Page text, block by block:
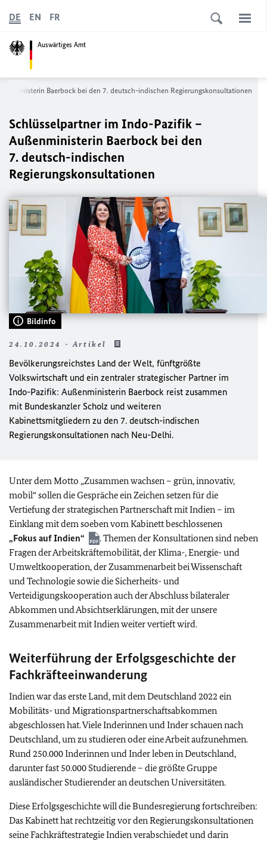
Auswärtiges Amt
DE EN FR
Baerbock bei den 7. deutsch-indischen Regierungskonsultationen
Schlüsselpartner im Indo-Pazifik –
Außenministerin Baerbock bei den
7. deutsch-indischen
Regierungskonsultationen
Bildinfo
24.10.2024 - Artikel
Bevölkerungsreichstes Land der Welt, fünftgrößte
Volkswirtschaft und ein zentraler strategischer Partner im
Indo-Pazifik: Außenministerin Baerbock reist zusammen
mit Bundeskanzler Scholz und weiteren
Kabinettsmitgliedern zu den 7. deutsch-indischen
Regierungskonsultationen nach Neu-Delhi.
Unter dem Motto „Zusammen wachsen – grün, innovativ,
mobil“ sollen die Gespräche ein Zeichen setzen für die
Vertiefung der strategischen Partnerschaft mit Indien – im
Einklang mit dem soeben vom Kabinett beschlossenen
„Fokus auf Indien“
. Themen der Konsultationen sind neben
Fragen der Arbeitskräftemobilität, der Klima-, Energie- und
Umweltkooperation, der Zusammenarbeit bei Wissenschaft
und Technologie sowie die Sicherheits- und
Verteidigungskooperation auch der Abschluss bilateraler
Abkommen und Absichtserklärungen, mit der unsere
Zusammenarbeit mit Indien weiter vertieft wird.
Weiterführung der Erfolgsgeschichte der
Fachkräfteeinwanderung
Indien war das erste Land, mit dem Deutschland 2022 ein
Mobilitäts- und Migrationspartnerschaftsabkommen
abgeschlossen hat. Viele Inderinnen und Inder schauen nach
Deutschland, um zu studieren oder eine Arbeit aufzunehmen.
Rund 250.000 Inderinnen und Inder leben in Deutschland,
darunter fast 50.000 Studierende – die größte Gruppe
ausländischer Studierender an deutschen Universitäten.
Diese Erfolgsgeschichte will die Bundesregierung fortschreiben:
Das Kabinett hat rechtzeitig vor den Regierungskonsultationen
seine Fachkräftestrategie Indien verabschiedet und darin